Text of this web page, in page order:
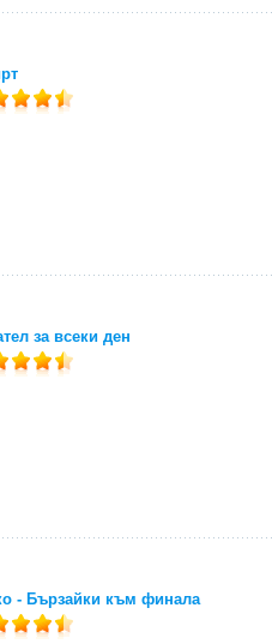
за всеки ден
- Бързайки към финала